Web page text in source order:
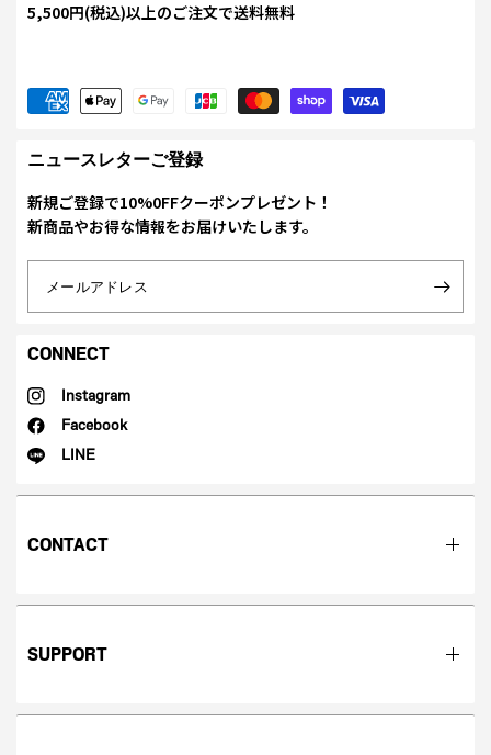
5,500円(税込)以上のご注文で送料無料
ニュースレターご登録
新規ご登録で10%0FFクーポンプレゼント！
新商品やお得な情報をお届けいたします。
メールアドレス
CONNECT
Instagram
Facebook
LINE
CONTACT
SUPPORT